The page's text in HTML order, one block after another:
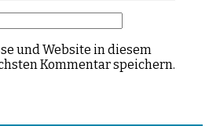
und Website in diesem
Kommentar speichern.